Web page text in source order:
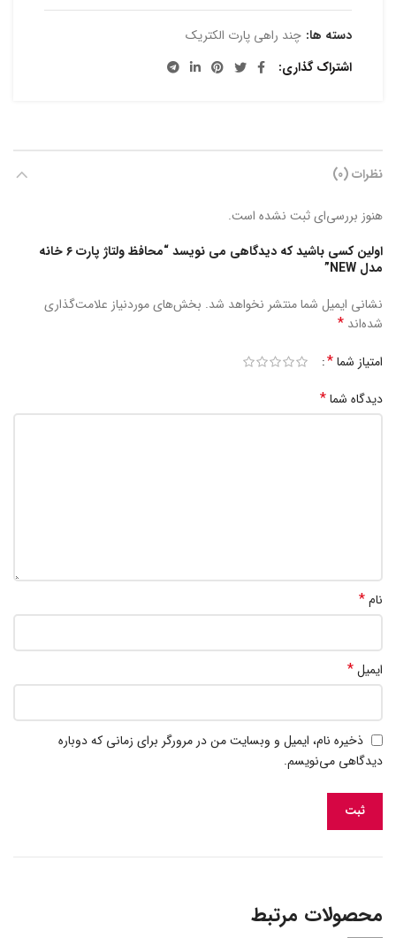
دسته ها: چند راهی پارت الکتریک
اشتراک گذاری
نظرات (0)
هنوز بررسی‌ای ثبت نشده است.
اولین کسی باشید که دیدگاهی می نویسد “محافظ ولتاژ پارت ۶ خانه
مدل NEW”
نشانی ایمیل شما منتشر نخواهد شد. بخش‌های موردنیاز علامت‌گذاری
شده‌اند *
امتیاز شما*
دیدگاه شما*
نام*
ایمیل*
ذخیره نام، ایمیل و وبسایت من در مرورگر برای زمانی که دوباره
دیدگاهی می‌نویسم.
محصولات مرتبط